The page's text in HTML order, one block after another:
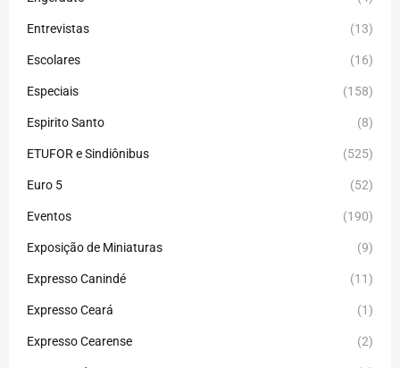
Entrevistas (13)
Escolares (16)
Especiais (158)
Espirito Santo (8)
ETUFOR e Sindiônibus (525)
Euro 5 (52)
Eventos (190)
Exposição de Miniaturas (9)
Expresso Canindé (11)
Expresso Ceará (1)
Expresso Cearense (2)